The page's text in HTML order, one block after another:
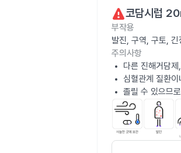
코담시럽
부작용
발진, 구역, 구토,
주의사항
다른 진해거담
심혈관계 질환
졸릴 수 있으므